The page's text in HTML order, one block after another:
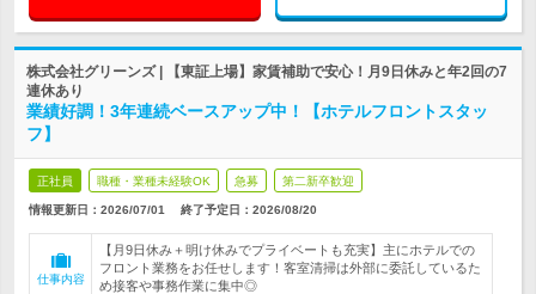
株式会社グリーンズ | 【東証上場】家賃補助で安心！月9日休みと年2回の7
連休あり
業績好調！3年連続ベースアップ中！【ホテルフロントスタッ
フ】
正社員 職種・業種未経験OK 急募 第二新卒歓迎
情報更新日：2026/07/01 終了予定日： 2026/08/20
仕事内容
【月9日休み＋明け休みでプライベートも充実】主にホテルでの
フロント業務をお任せします！客室清掃は外部に委託しているた
め接客や事務作業に集中◎